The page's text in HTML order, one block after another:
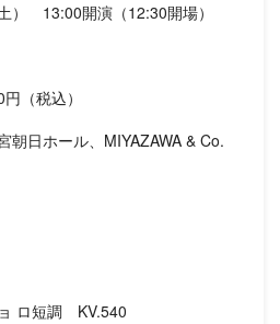
） 13:00開演（12:30開場）
（税込）
朝日ホール、MIYAZAWA & Co.
ロ短調 KV.540